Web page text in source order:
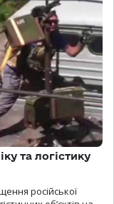
та логістику
російської